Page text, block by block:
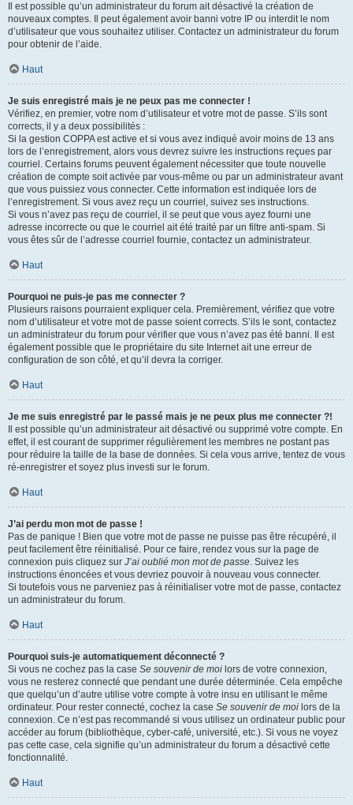
Il est possible qu’un administrateur du forum ait désactivé la création de
nouveaux comptes. Il peut également avoir banni votre IP ou interdit le nom
d’utilisateur que vous souhaitez utiliser. Contactez un administrateur du forum
pour obtenir de l’aide.
Haut
Je suis enregistré mais je ne peux pas me connecter !
Vérifiez, en premier, votre nom d’utilisateur et votre mot de passe. S’ils sont
corrects, il y a deux possibilités :
Si la gestion COPPA est active et si vous avez indiqué avoir moins de 13 ans
lors de l’enregistrement, alors vous devrez suivre les instructions reçues par
courriel. Certains forums peuvent également nécessiter que toute nouvelle
création de compte soit activée par vous-même ou par un administrateur avant
que vous puissiez vous connecter. Cette information est indiquée lors de
l’enregistrement. Si vous avez reçu un courriel, suivez ses instructions.
Si vous n’avez pas reçu de courriel, il se peut que vous ayez fourni une
adresse incorrecte ou que le courriel ait été traité par un filtre anti-spam. Si
vous êtes sûr de l’adresse courriel fournie, contactez un administrateur.
Haut
Pourquoi ne puis-je pas me connecter ?
Plusieurs raisons pourraient expliquer cela. Premièrement, vérifiez que votre
nom d’utilisateur et votre mot de passe soient corrects. S’ils le sont, contactez
un administrateur du forum pour vérifier que vous n’avez pas été banni. Il est
également possible que le propriétaire du site Internet ait une erreur de
configuration de son côté, et qu’il devra la corriger.
Haut
Je me suis enregistré par le passé mais je ne peux plus me connecter ?!
Il est possible qu’un administrateur ait désactivé ou supprimé votre compte. En
effet, il est courant de supprimer régulièrement les membres ne postant pas
pour réduire la taille de la base de données. Si cela vous arrive, tentez de vous
ré-enregistrer et soyez plus investi sur le forum.
Haut
J’ai perdu mon mot de passe !
Pas de panique ! Bien que votre mot de passe ne puisse pas être récupéré, il
peut facilement être réinitialisé. Pour ce faire, rendez vous sur la page de
connexion puis cliquez sur J’ai oublié mon mot de passe. Suivez les
instructions énoncées et vous devriez pouvoir à nouveau vous connecter.
Si toutefois vous ne parveniez pas à réinitialiser votre mot de passe, contactez
un administrateur du forum.
Haut
Pourquoi suis-je automatiquement déconnecté ?
Si vous ne cochez pas la case Se souvenir de moi lors de votre connexion,
vous ne resterez connecté que pendant une durée déterminée. Cela empêche
que quelqu’un d’autre utilise votre compte à votre insu en utilisant le même
ordinateur. Pour rester connecté, cochez la case Se souvenir de moi lors de la
connexion. Ce n’est pas recommandé si vous utilisez un ordinateur public pour
accéder au forum (bibliothèque, cyber-café, université, etc.). Si vous ne voyez
pas cette case, cela signifie qu’un administrateur du forum a désactivé cette
fonctionnalité.
Haut